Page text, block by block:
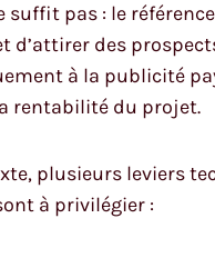
suffit pas : le
d’attirer des
à la publicité
rentabilité du projet.
plusieurs leviers
à privilégier :